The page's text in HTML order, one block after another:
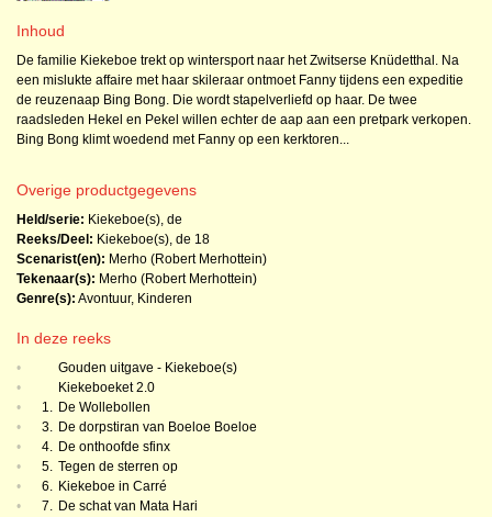
Inhoud
De familie Kiekeboe trekt op wintersport naar het Zwitserse Knüdetthal. Na
een mislukte affaire met haar skileraar ontmoet Fanny tijdens een expeditie
de reuzenaap Bing Bong. Die wordt stapelverliefd op haar. De twee
raadsleden Hekel en Pekel willen echter de aap aan een pretpark verkopen.
Bing Bong klimt woedend met Fanny op een kerktoren...
Overige productgegevens
Held/serie: Kiekeboe(s), de
Reeks/Deel: Kiekeboe(s), de 18
Scenarist(en): Merho (Robert Merhottein)
Tekenaar(s): Merho (Robert Merhottein)
Genre(s): Avontuur, Kinderen
In deze reeks
•
Gouden uitgave - Kiekeboe(s)
•
Kiekeboeket 2.0
•
1. De Wollebollen
•
3. De dorpstiran van Boeloe Boeloe
•
4. De onthoofde sfinx
•
5. Tegen de sterren op
•
6. Kiekeboe in Carré
•
7. De schat van Mata Hari